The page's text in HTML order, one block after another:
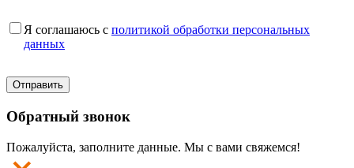
Я соглашаюсь с политикой обработки персональных
данных
Обратный звонок
Пожалуйста, заполните данные. Мы с вами свяжемся!